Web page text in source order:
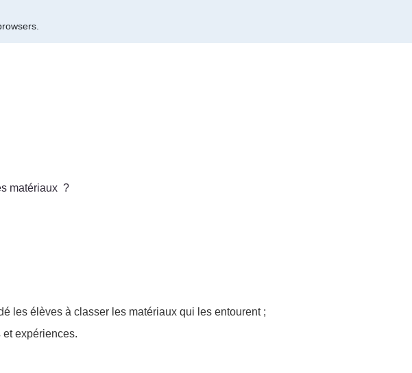
matériaux ?
les élèves à classer les matériaux qui les entourent ;
expériences.